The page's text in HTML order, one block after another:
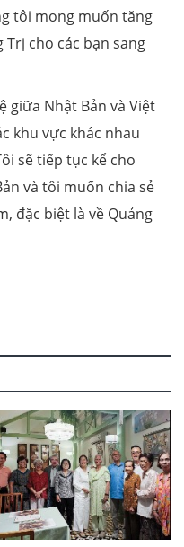
tôi mong muốn tăng
cho các bạn sang
giữa Nhật Bản và Việt
khu vực khác nhau
sẽ tiếp tục kể cho
và tôi muốn chia sẻ
đặc biệt là về Quảng